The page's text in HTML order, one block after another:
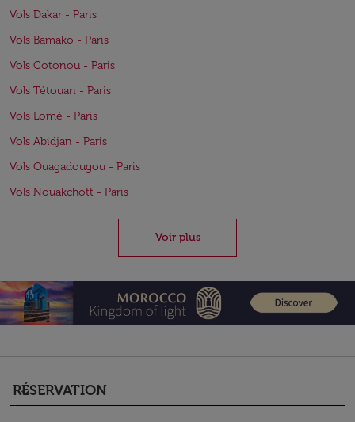
Vols Dakar - Paris
Vols Bamako - Paris
Vols Cotonou - Paris
Vols Tétouan - Paris
Vols Lomé - Paris
Vols Abidjan - Paris
Vols Ouagadougou - Paris
Vols Nouakchott - Paris
Voir plus
RÉSERVATION
keyboard_arrow_down